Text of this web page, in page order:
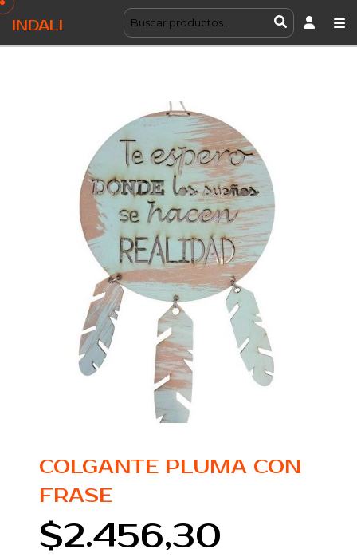
INDALI
COLGANTE PLUMA CON
FRASE
$2.456,30